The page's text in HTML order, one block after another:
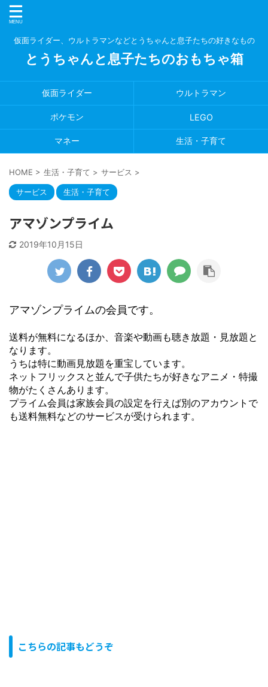
仮面ライダー、ウルトラマンなどとうちゃんと息子たちの好きなもの
とうちゃんと息子たちのおもちゃ箱
仮面ライダー ウルトラマン
ポケモン LEGO
マネー 生活・子育て
HOME > 生活・子育て > サービス >
サービス 生活・子育て
アマゾンプライム
2019年10月15日
アマゾンプライムの会員です。
送料が無料になるほか、音楽や動画も聴き放題・見放題と
なります。
うちは特に動画見放題を重宝しています。
ネットフリックスと並んで子供たちが好きなアニメ・特撮
物がたくさんあります。
プライム会員は家族会員の設定を行えば別のアカウントで
も送料無料などのサービスが受けられます。
こちらの記事もどうぞ